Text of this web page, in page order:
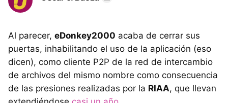
Al parecer, eDonkey2000 acaba de cerrar sus
puertas, inhabilitando el uso de la aplicación (eso
dicen), como cliente P2P de la red de intercambio
de archivos del mismo nombre como consecuencia
de las presiones realizadas por la RIAA, que llevan